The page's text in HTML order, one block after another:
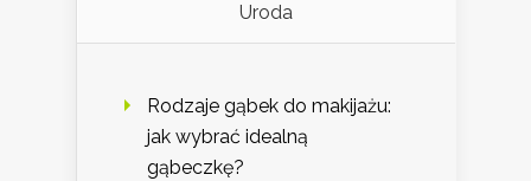
Uroda
Rodzaje gąbek do makijażu:
jak wybrać idealną
gąbeczkę?